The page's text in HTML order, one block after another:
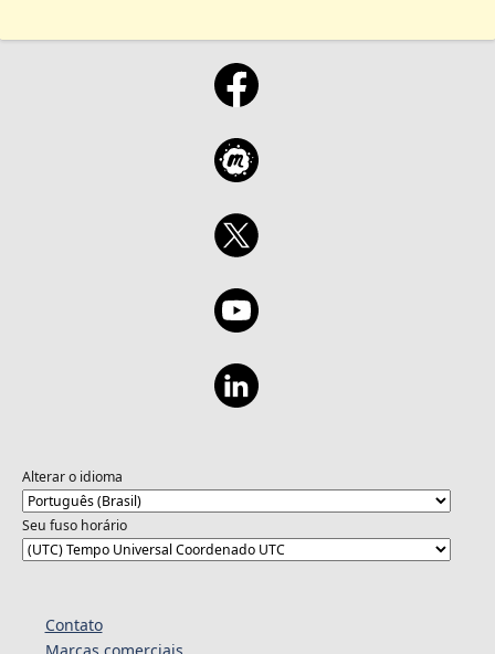
Alterar o idioma
Seu fuso horário
Contato